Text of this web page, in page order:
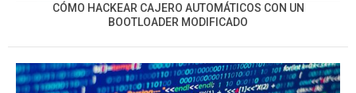
CÓMO HACKEAR CAJERO AUTOMÁTICOS CON UN
BOOTLOADER MODIFICADO